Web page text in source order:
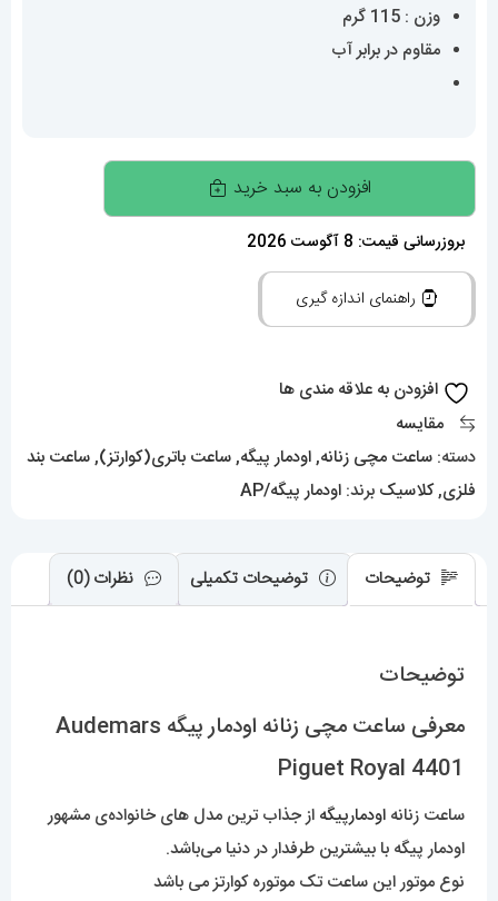
وزن : 115 گرم
مقاوم در برابر آب
ساعت
مچی
زنانه
اودمار
Piguet
Royal
افزودن به سبد خرید
بروزرسانی قیمت: 8 آگوست 2026
راهنمای اندازه گیری
افزودن به علاقه مندی ها
مقایسه
دسته: ساعت مچی زنانه,اودمار پیگه,ساعت باتری(کوارتز),ساعت بند
فلزی,کلاسیک برند: اودمار پیگه/AP
توضیحات توضیحات تکمیلی نظرات (0)
توضیحات
معرفی ساعت مچی زنانه اودمار پیگه Audemars
Piguet Royal 4401
ساعت زنانه اودمارپیگه از جذاب ترین مدل های خانواده‌ی مشهور
اودمار پیگه با بیشترین طرفدار در دنیا می‌باشد.
نوع موتور این ساعت تک موتوره کوارتز می باشد